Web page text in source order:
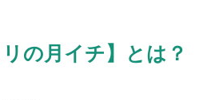
の月イチ】とは？